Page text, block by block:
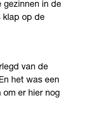
gezinnen in de
klap op de
van de
het was een
er hier nog